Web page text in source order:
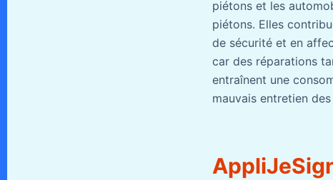
piétons et les
piétons. Elles
de sécurité et en
car des réparations
entraînent une
mauvais entretien